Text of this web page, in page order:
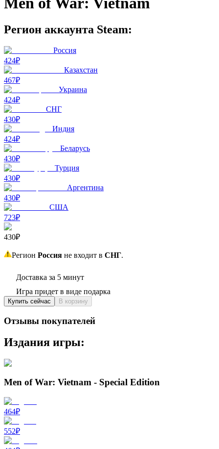
Регион аккаунта Steam:
Россия
424₽
Казахстан
467₽
Украина
424₽
СНГ
430₽
Индия
424₽
Беларусь
430₽
Турция
430₽
Аргентина
430₽
США
723₽
430₽
Регион Россия не входит в СНГ.
Доставка за 5 минут
Игра придет в виде подарка
Купить сейчас В корзину
Отзывы покупателей
Издания игры:
Men of War: Vietnam - Special Edition
464₽
552₽